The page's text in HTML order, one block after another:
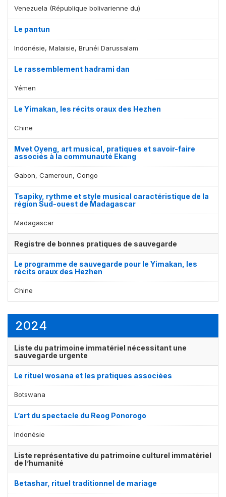
Venezuela (République bolivarienne du)
Le pantun
Indonésie, Malaisie, Brunéi Darussalam
Le rassemblement hadrami dan
Yémen
Le Yimakan, les récits oraux des Hezhen
Chine
Mvet Oyeng, art musical, pratiques et savoir-faire
associés à la communauté Ekang
Gabon, Cameroun, Congo
Tsapiky, rythme et style musical caractéristique de la
région Sud-ouest de Madagascar
Madagascar
Registre de bonnes pratiques de sauvegarde
Le programme de sauvegarde pour le Yimakan, les
récits oraux des Hezhen
Chine
2024
Liste du patrimoine immatériel nécessitant une
sauvegarde urgente
Le rituel wosana et les pratiques associées
Botswana
L’art du spectacle du Reog Ponorogo
Indonésie
Liste représentative du patrimoine culturel immatériel
de l’humanité
Betashar, rituel traditionnel de mariage